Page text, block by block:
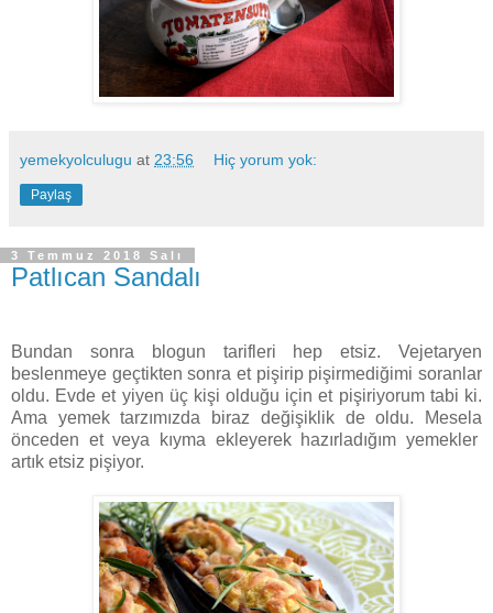
yemekyolculugu at 23:56 Hiç yorum yok:
Paylaş
3 Temmuz 2018 Salı
Patlıcan Sandalı
Bundan sonra blogun tarifleri hep etsiz. Vejetaryen
beslenmeye geçtikten sonra et pişirip pişirmediğimi soranlar
oldu. Evde et yiyen üç kişi olduğu için et pişiriyorum tabi ki.
Ama yemek tarzımızda biraz değişiklik de oldu. Mesela
önceden et veya kıyma ekleyerek hazırladığım yemekler
artık etsiz pişiyor.